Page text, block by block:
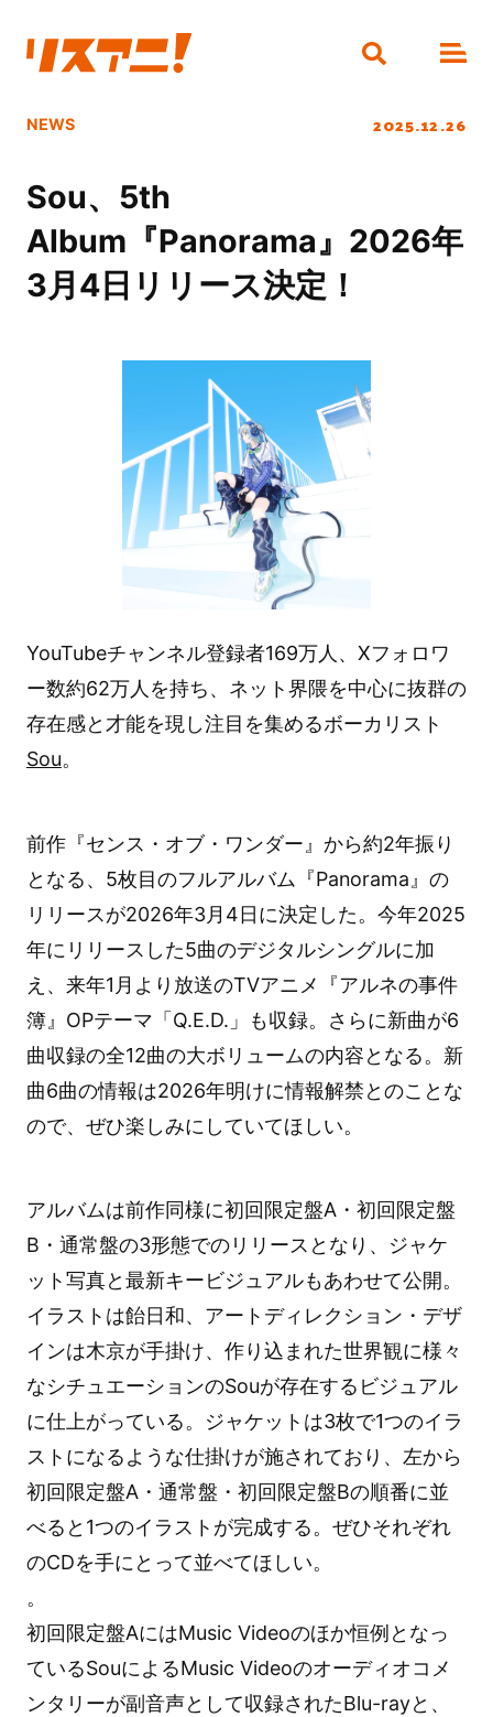
NEWS 2025.12.26
Sou、5th
Album『Panorama』2026年
3月4日リリース決定！
YouTubeチャンネル登録者169万人、Xフォロワ
ー数約62万人を持ち、ネット界隈を中心に抜群の
存在感と才能を現し注目を集めるボーカリスト
Sou。
前作『センス・オブ・ワンダー』から約2年振り
となる、5枚目のフルアルバム『Panorama』の
リリースが2026年3月4日に決定した。今年2025
年にリリースした5曲のデジタルシングルに加
え、来年1月より放送のTVアニメ『アルネの事件
簿』OPテーマ「Q.E.D.」も収録。さらに新曲が6
曲収録の全12曲の大ボリュームの内容となる。新
曲6曲の情報は2026年明けに情報解禁とのことな
ので、ぜひ楽しみにしていてほしい。
アルバムは前作同様に初回限定盤A・初回限定盤
B・通常盤の3形態でのリリースとなり、ジャケ
ット写真と最新キービジュアルもあわせて公開。
イラストは飴日和、アートディレクション・デザ
インは木京が手掛け、作り込まれた世界観に様々
なシチュエーションのSouが存在するビジュアル
に仕上がっている。ジャケットは3枚で1つのイラ
ストになるような仕掛けが施されており、左から
初回限定盤A・通常盤・初回限定盤Bの順番に並
べると1つのイラストが完成する。ぜひそれぞれ
のCDを手にとって並べてほしい。
。
初回限定盤AにはMusic Videoのほか恒例となっ
ているSouによるMusic Videoのオーディオコメ
ンタリーが副音声として収録されたBlu-rayと、